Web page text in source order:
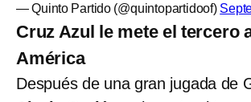
— Quinto Partido (@quintopartidoof)
Cruz Azul le mete el tercero
América
Después de una gran jugada de